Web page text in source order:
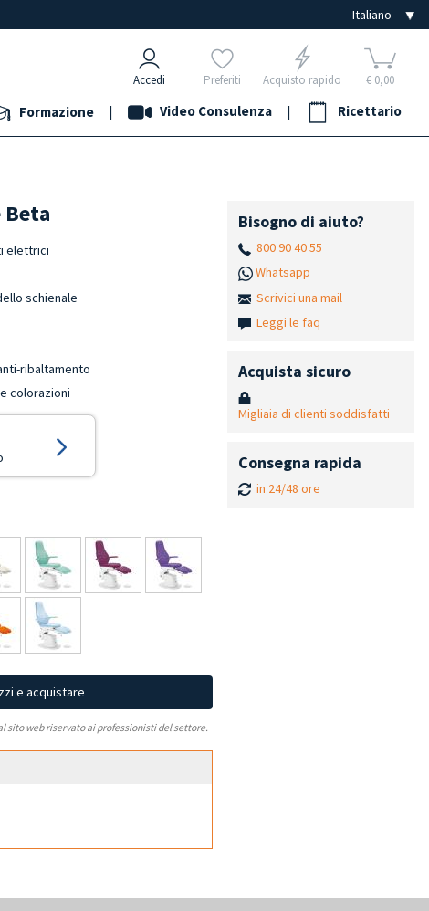
Accedi Preferiti Acquisto rapido € 0,00
Formazione | Video Consulenza | Ricettario
elettrici
schienale
ribaltamento
colorazioni
e acquistare
sito web riservato ai professionisti del settore.
Bisogno di aiuto?
800 90 40 55
Whatsapp
Scrivici una mail
Leggi le faq
Acquista sicuro
Migliaia di clienti soddisfatti
Consegna rapida
in 24/48 ore